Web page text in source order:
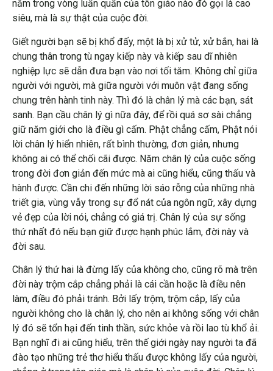
nằm trong vòng luẩn quẩn của tôn giáo nào đó gọi là cao
siêu, mà là sự thật của cuộc đời.
Giết người bạn sẽ bị khổ đấy, một là bị xử tử, xử bắn, hai là
chung thân trong tù ngay kiếp này và kiếp sau dĩ nhiên
nghiệp lực sẽ dẫn đưa bạn vào nơi tối tăm. Không chỉ giữa
người với người, mà giữa người với muôn vật đang sống
chung trên hành tinh này. Thì đó là chân lý mà các bạn, sát
sanh. Bạn cầu chân lý gì nữa đây, để rồi quá sơ sài chẳng
giữ năm giới cho là điều gì cấm. Phật chẳng cấm, Phật nói
lời chân lý hiển nhiên, rất bình thường, đơn giản, nhưng
không ai có thể chối cãi được. Năm chân lý của cuộc sống
trong đời đơn giản đến mức mà ai cũng hiểu, cũng thấu và
hành được. Cần chi đến những lời sáo rỗng của những nhà
triết gia, vùng vẫy trong sự đổ nát của ngôn ngữ, xây dựng
vẻ đẹp của lời nói, chẳng có giá trị. Chân lý của sự sống
thứ nhất đó nếu bạn giữ được hạnh phúc lắm, đời này và
đời sau.
Chân lý thứ hai là đừng lấy của không cho, cũng rõ mà trên
đời này trộm cắp chẳng phải là cái cần hoặc là điều nên
làm, điều đó phải tránh. Bởi lấy trộm, trộm cắp, lấy của
người không cho là chân lý, cho nên ai không sống với chân
lý đó sẽ tổn hại đến tinh thần, sức khỏe và rồi lao tù khổ ải.
Bạn nghĩ đi ai cũng hiểu, trên thế giới ngày nay người ta đã
đào tạo những trẻ thơ hiểu thấu được không lấy của người,